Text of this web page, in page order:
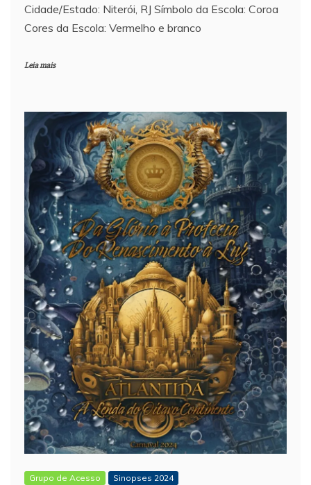
Cidade/Estado: Niterói, RJ Símbolo da Escola: Coroa
Cores da Escola: Vermelho e branco
Leia mais
Grupo de Acesso Sinopses 2024